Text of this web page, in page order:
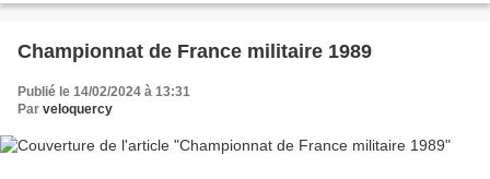
Championnat de France militaire 1989
Publié le 14/02/2024 à 13:31
Par veloquercy